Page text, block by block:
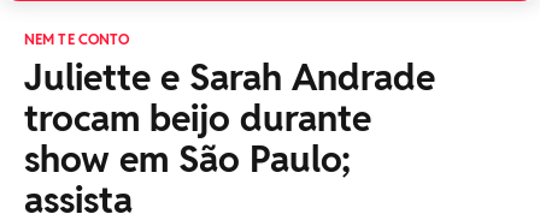
NEM TE CONTO
Juliette e Sarah Andrade
trocam beijo durante
show em São Paulo;
assista